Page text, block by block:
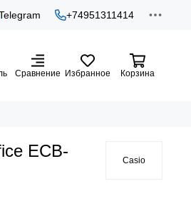
+74951311414
Сравнение Избранное Корзина
ECB-
Casio